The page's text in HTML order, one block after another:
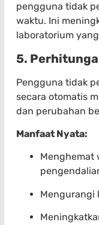
pengguna tidak
waktu. Ini
laboratorium
5.
Pengguna tidak
secara otomatis
dan perubahan
Manfaat Nyata:
Menghemat
Mengurangi